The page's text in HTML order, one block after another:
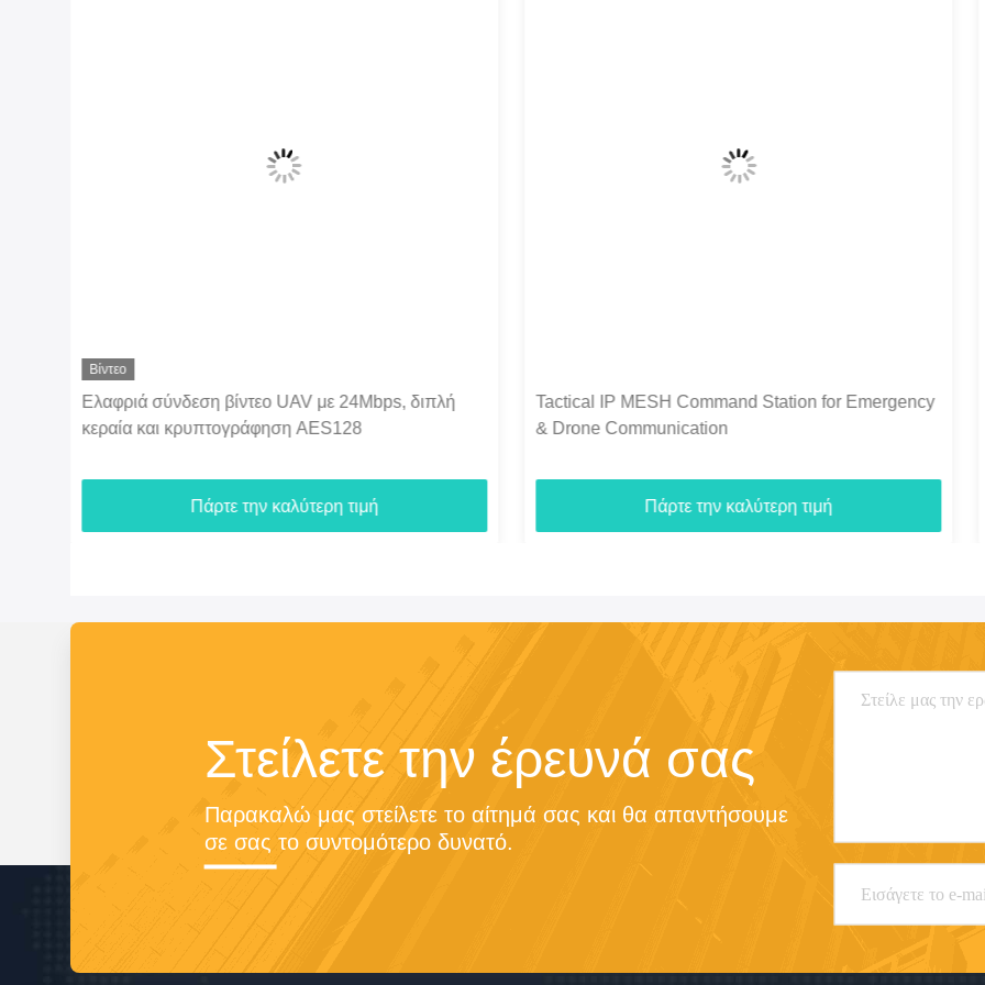
Tactical IP MESH Command Station for Emergency
& Drone Communication
Πάρτε την καλύτερη τιμή
Μικρό μέγεθος και χαμηλή ισχύς βελτιστοποιούν το
Drone Mesh Radio με γρήγορη ανάπτυξη και
Πάρτε την καλύτερη τιμή
Στείλετε την έρευνά σας
Παρακαλώ μας στείλετε το αίτημά σας και θα απαντήσουμε
σε σας το συντομότερο δυνατό.